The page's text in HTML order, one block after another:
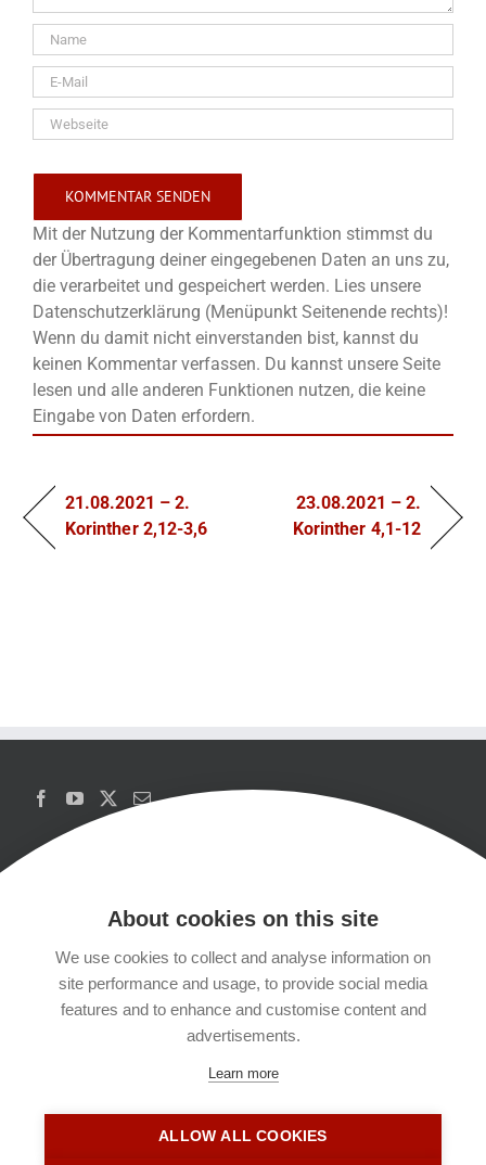
Mit der Nutzung der Kommentarfunktion stimmst du
der Übertragung deiner eingegebenen Daten an uns zu,
die verarbeitet und gespeichert werden. Lies unsere
Datenschutzerklärung (Menüpunkt Seitenende rechts)!
Wenn du damit nicht einverstanden bist, kannst du
keinen Kommentar verfassen. Du kannst unsere Seite
lesen und alle anderen Funktionen nutzen, die keine
Eingabe von Daten erfordern.
21.08.2021 – 2.
Korinther 2,12-3,6
23.08.2021 – 2.
Korinther 4,1-12
Copyrights
Datenschutzerklärung
Kontakt
About cookies on this site
We use cookies to collect and analyse information on
site performance and usage, to provide social media
features and to enhance and customise content and
advertisements.
Learn more
ALLOW ALL COOKIES